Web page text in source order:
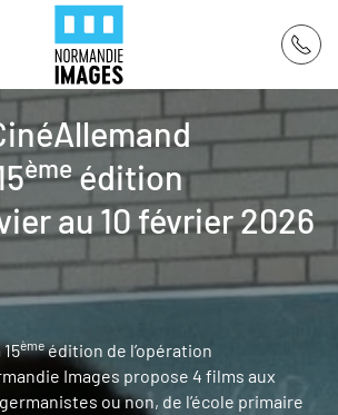
èmeédition
au 10 février 2026
èmeédition de l’opération
Images propose 4 films aux
ou non, de l’école primaire
cookies